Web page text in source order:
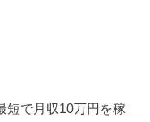
短で月収10万円を稼